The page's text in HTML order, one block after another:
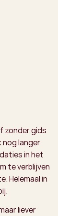
zonder gids
nog langer
in het
te verblijven
Helemaal in
liever